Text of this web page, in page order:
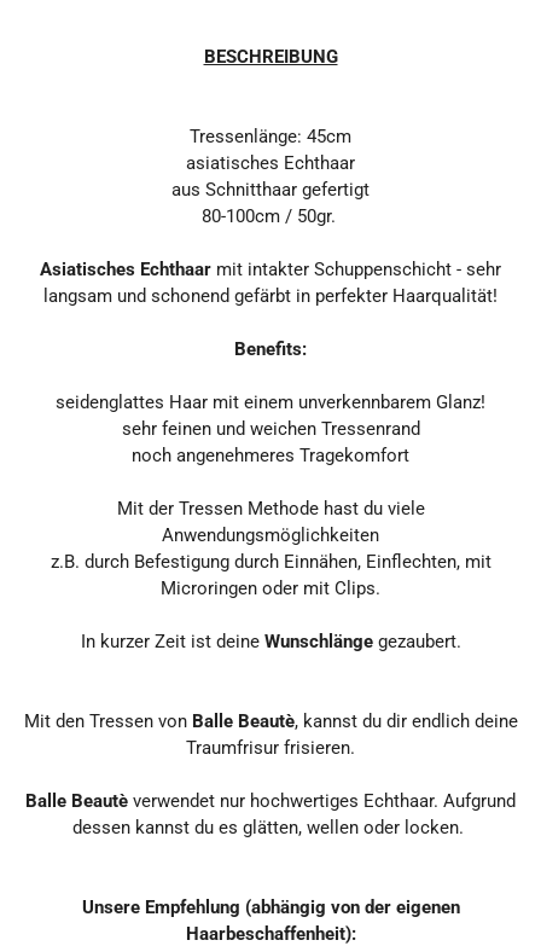
BESCHREIBUNG
Tressenlänge: 45cm
asiatisches Echthaar
aus Schnitthaar gefertigt
80-100cm / 50gr.
Asiatisches Echthaar mit intakter Schuppenschicht - sehr
langsam und schonend gefärbt in perfekter Haarqualität!
Benefits:
seidenglattes Haar mit einem unverkennbarem Glanz!
sehr feinen und weichen Tressenrand
noch angenehmeres Tragekomfort
Mit der Tressen Methode hast du viele
Anwendungsmöglichkeiten
z.B. durch Befestigung durch Einnähen, Einflechten, mit
Microringen oder mit Clips.
In kurzer Zeit ist deine Wunschlängegezaubert.
Mit den Tressen von Balle Beautè, kannst du dir endlich deine
Traumfrisur frisieren.
Balle Beautè verwendet nur hochwertiges Echthaar. Aufgrund
dessen kannst du es glätten, wellen oder locken.
Unsere Empfehlung (abhängig von der eigenen
Haarbeschaffenheit):